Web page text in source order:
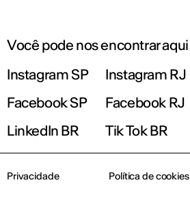
Você pode nos encontrar aqui
Instagram SP
Instagram RJ
Facebook SP
Facebook RJ
LinkedIn BR
Tik Tok BR
Privacidade Política de cookies